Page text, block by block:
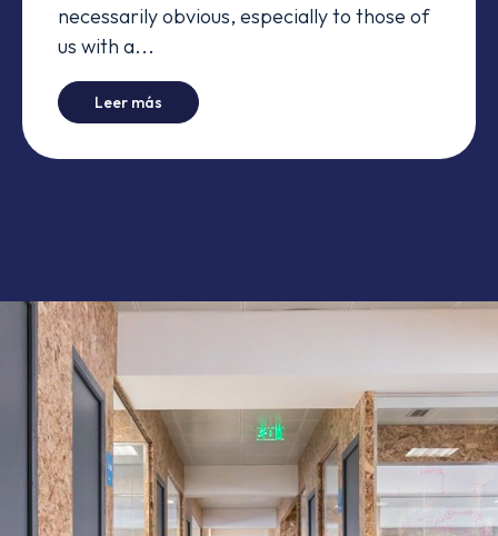
necessarily obvious, especially to those of
us with a...
Leer más It's Humans all the Way Down